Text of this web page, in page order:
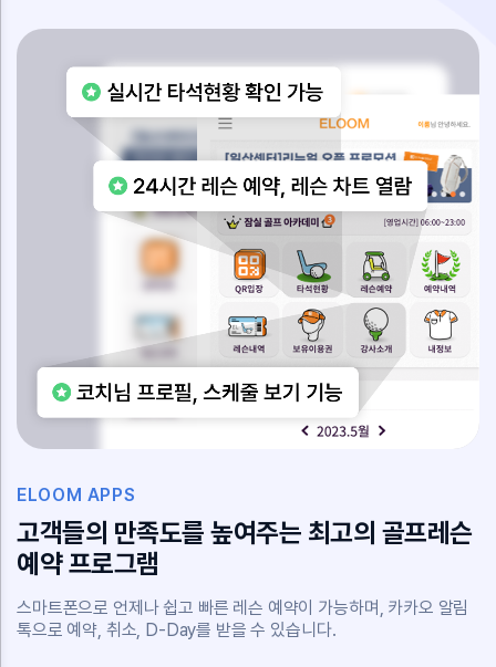
ELOOM APPS
고객들의 만족도를 높여주는 최고의 골프레슨
예약 프로그램
스마트폰으로 언제나 쉽고 빠른 레슨 예약이 가능하며, 카카오 알림
톡으로 예약, 취소, D-Day를 받을 수 있습니다.